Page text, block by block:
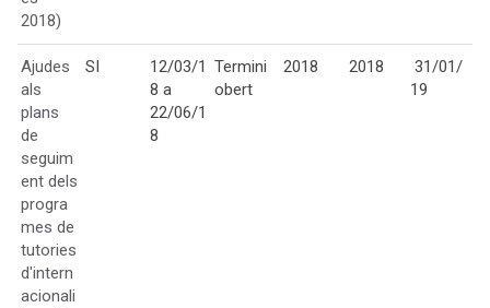
2018)
Ajudes
als
plans
de
seguim
ent dels
progra
mes de
tutories
d'intern
acionali
SI
12/03/1
8 a
22/06/1
8
Termini
obert
2018 2018
31/01/
19